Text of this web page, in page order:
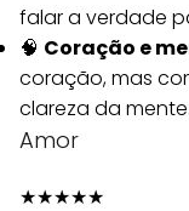
falar a verdade
🧠 Coração e
coração, mas
clareza da mente.
Amor
★★★★★